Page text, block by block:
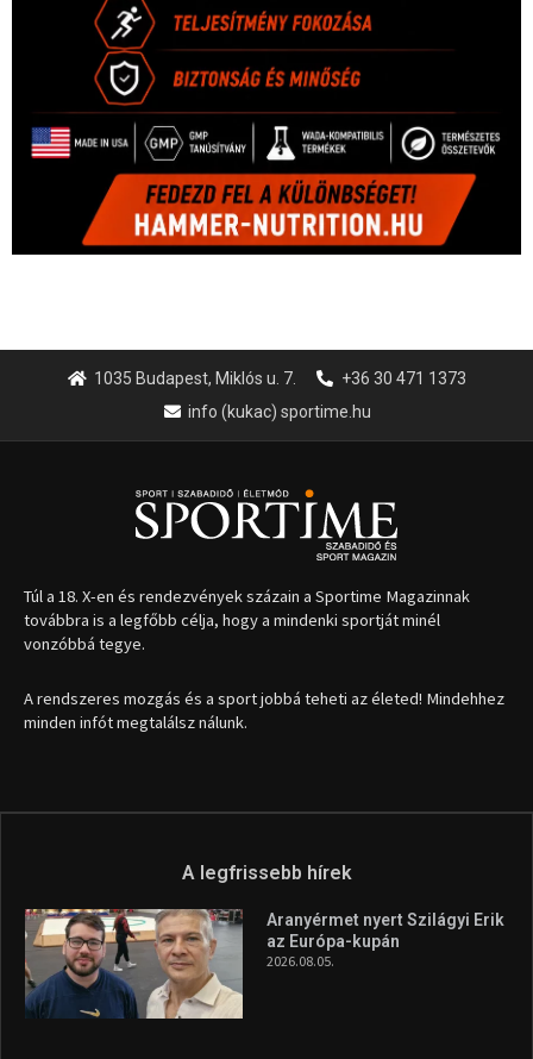
1035 Budapest, Miklós u. 7.
+36 30 471 1373
info (kukac) sportime.hu
Túl a 18. X-en és rendezvények százain a Sportime Magazinnak
továbbra is a legfőbb célja, hogy a mindenki sportját minél
vonzóbbá tegye.
A rendszeres mozgás és a sport jobbá teheti az életed! Mindehhez
minden infót megtalálsz nálunk.
A legfrissebb hírek
Aranyérmet nyert Szilágyi Erik
az Európa-kupán
2026.08.05.